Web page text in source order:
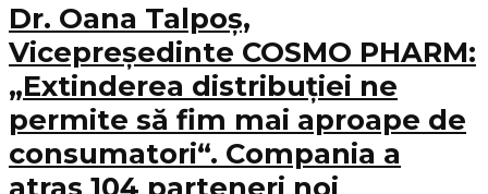
Dr. Oana Talpoș,
Vicepreședinte COSMO PHARM:
„Extinderea distribuției ne
permite să fim mai aproape de
consumatori“. Compania a